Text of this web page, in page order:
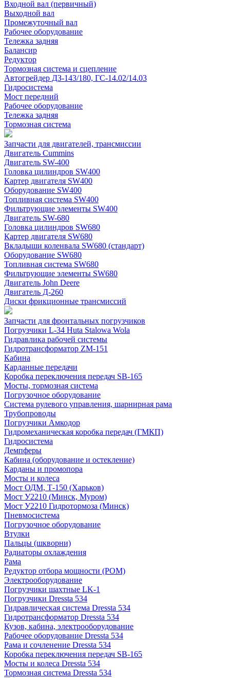
Входной вал (первичный)
Выходной вал
Промежуточный вал
Рабочее оборудование
Тележка задняя
Балансир
Редуктор
Тормозная система и сцепление
Автогрейдер ДЗ-143/180, ГС-14.02/14.03
Гидросистема
Мост передний
Рабочее оборудование
Тележка задняя
Тормозная система
Запчасти для двигателей, трансмиссии
Двигатель Cummins
Двигатель SW-400
Головка цилиндров SW400
Картер двигателя SW400
Оборудование SW400
Топливная система SW400
Фильтрующие элементы SW400
Двигатель SW-680
Головка цилиндров SW680
Картер двигателя SW680
Вкладыши коленвала SW680 (стандарт)
Оборудование SW680
Топливная система SW680
Фильтрующие элементы SW680
Двигатель John Deere
Двигатель Д-260
Диски фрикционные трансмиссий
Запчасти для фронтальных погрузчиков
Погрузчики L-34 Huta Stalowa Wola
Гидравлика рабочей системы
Гидротрансформатор ZM-151
Кабина
Карданные передачи
Коробка переключения передач SB-165
Мосты, тормозная система
Погрузочное оборудование
Система рулевого управления, шарнирная рама
Трубопроводы
Погрузчики Амкодор
Гидромеханическая коробка передач (ГМКП)
Гидросистема
Демпферы
Кабина (оборудование и остекление)
Карданы и промопора
Мосты и колеса
Мост ОДМ, Т-150 (Харьков)
Мост У2210 (Минск, Муром)
Мост У2210 Гидротормоза (Минск)
Пневмосистема
Погрузочное оборудование
Втулки
Пальцы (шкворни)
Радиаторы охлаждения
Рама
Редуктор отбора мощности (РОМ)
Электрооборудование
Погрузчики шахтные LK-1
Погрузчики Dressta 534
Гидравлическая система Dressta 534
Гидротрансформатор Dressta 534
Кузов, кабина, электрооборудование
Рабочее оборудование Dressta 534
Рама и сочленение Dressta 534
Коробка переключения передач SB-165
Мосты и колеса Dressta 534
Тормозная система Dressta 534